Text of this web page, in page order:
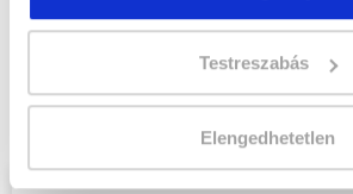
Testreszabás
Elengedhetetlen
Gyógyszertári
szakképesítés online
tanfolyamunkat és váltsd